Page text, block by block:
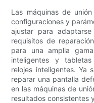
Las máquinas de
configuraciones y
ajustar para
requisitos de
para una amplia
inteligentes y
relojes inteligentes. Ya
reparar una pantalla
en las máquinas de
resultados consistentes